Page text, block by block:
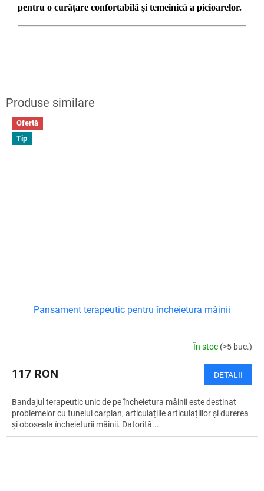
pentru o curățare confortabilă și temeinică a picioarelor.
Ofertă
Tip
Pansament terapeutic pentru încheietura mâinii
În stoc (>5 buc.)
117 RON DETALII
Bandajul terapeutic unic de pe încheietura mâinii este destinat
problemelor cu tunelul carpian, articulațiile articulațiilor și durerea
și oboseala încheieturii mâinii. Datorită...